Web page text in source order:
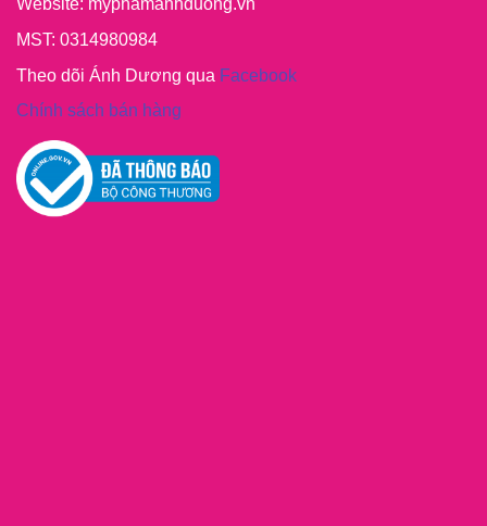
Website: myphamanhduong.vn
MST: 0314980984
Theo dõi Ánh Dương qua Facebook
Chính sách bán hàng